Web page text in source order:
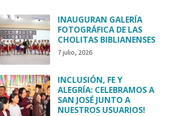
INAUGURAN GALERÍA
FOTOGRÁFICA DE LAS
CHOLITAS BIBLIANENSES
7 julio, 2026
INCLUSIÓN, FE Y
ALEGRÍA: CELEBRAMOS A
SAN JOSÉ JUNTO A
NUESTROS USUARIOS!